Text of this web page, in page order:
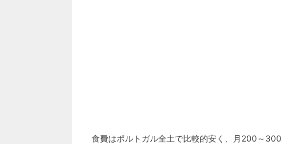
食費はポルトガル全土で比較的安く、月200～